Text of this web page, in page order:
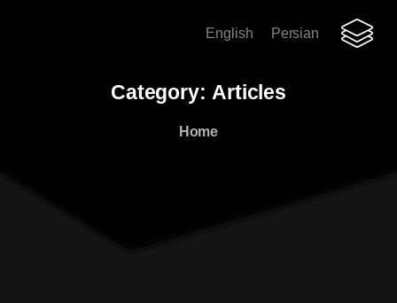
English Persian
Category: Articles
Home